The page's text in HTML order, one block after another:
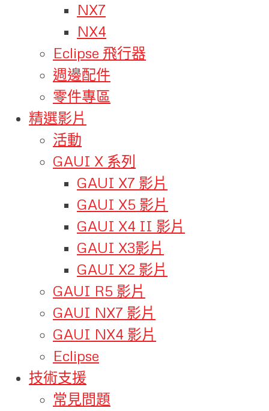
NX7
NX4
Eclipse 飛行器
週邊配件
零件專區
精選影片
活動
GAUI X 系列
GAUI X7 影片
GAUI X5 影片
GAUI X4 II 影片
GAUI X3影片
GAUI X2 影片
GAUI R5 影片
GAUI NX7 影片
GAUI NX4 影片
Eclipse
技術支援
常見問題